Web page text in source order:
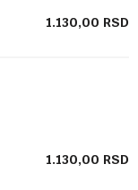
1.130,00 RSD
1.130,00 RSD